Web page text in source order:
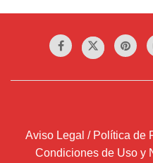
Aviso Legal / Política de
Condiciones de Uso y